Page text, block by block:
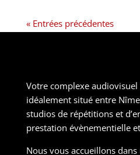
« Entrées précédentes
Votre complexe audiovisuel
idéalement situé entre
studios de répétitions et
prestation évènementielle
Nous vous accueillons